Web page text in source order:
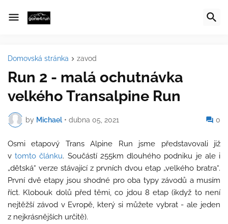
Domovská stránka zavod
Run 2 - malá ochutnávka
velkého Transalpine Run
by Michael • dubna 05, 2021 0
Osmi etapový Trans Alpine Run jsme představovali již
vtomto článku. Součástí 255km dlouhého podniku je ale i
„dětská“ verze stávající z prvních dvou etap „velkého bratra“.
První dvě etapy jsou shodné pro oba typy závodů a musím
říct. Klobouk dolů před těmi, co jdou 8 etap (ikdyž to není
nejtěžší závod v Evropě, který si můžete vybrat - ale jeden
z nejkrásnějších určitě).